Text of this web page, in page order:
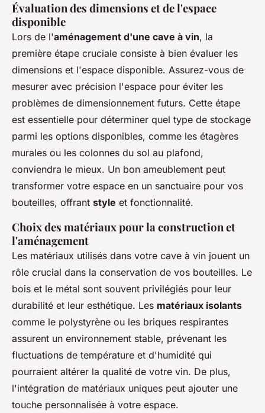
Évaluation des dimensions et de l'espace
disponible
Lors de l'aménagement d'une cave à vin, la
première étape cruciale consiste à bien évaluer les
dimensions et l'espace disponible. Assurez-vous de
mesurer avec précision l'espace pour éviter les
problèmes de dimensionnement futurs. Cette étape
est essentielle pour déterminer quel type de stockage
parmi les options disponibles, comme les étagères
murales ou les colonnes du sol au plafond,
conviendra le mieux. Un bon ameublement peut
transformer votre espace en un sanctuaire pour vos
bouteilles, offrant style et fonctionnalité.
Choix des matériaux pour la construction et
l'aménagement
Les matériaux utilisés dans votre cave à vin jouent un
rôle crucial dans la conservation de vos bouteilles. Le
bois et le métal sont souvent privilégiés pour leur
durabilité et leur esthétique. Les matériaux isolants
comme le polystyrène ou les briques respirantes
assurent un environnement stable, prévenant les
fluctuations de température et d'humidité qui
pourraient altérer la qualité de votre vin. De plus,
l'intégration de matériaux uniques peut ajouter une
touche personnalisée à votre espace.